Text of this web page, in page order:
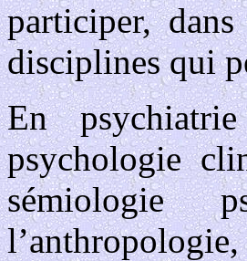
participer,
disciplines qui
En
psychologie
sémiologie